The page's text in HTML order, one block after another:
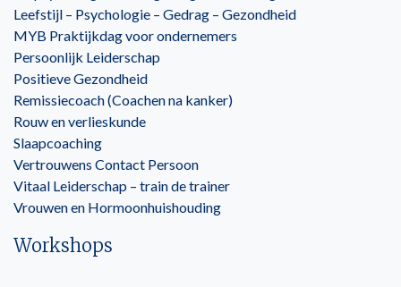
Leefstijl – Psychologie – Gedrag – Gezondheid
MYB Praktijkdag voor ondernemers
Persoonlijk Leiderschap
Positieve Gezondheid
Remissiecoach (Coachen na kanker)
Rouw en verlieskunde
Slaapcoaching
Vertrouwens Contact Persoon
Vitaal Leiderschap – train de trainer
Vrouwen en Hormoonhuishouding
Workshops